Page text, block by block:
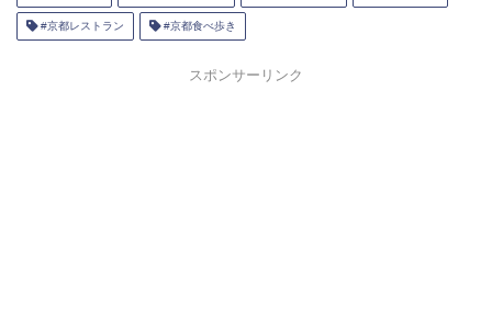
#京都レストラン #京都食べ歩き
スポンサーリンク